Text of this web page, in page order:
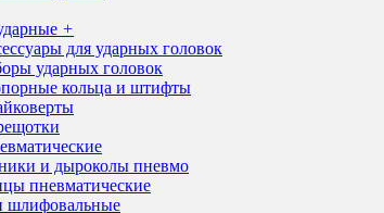
+
для ударных головок
ударных головок
кольца и штифты
и дыроколы пневмо
пневматические